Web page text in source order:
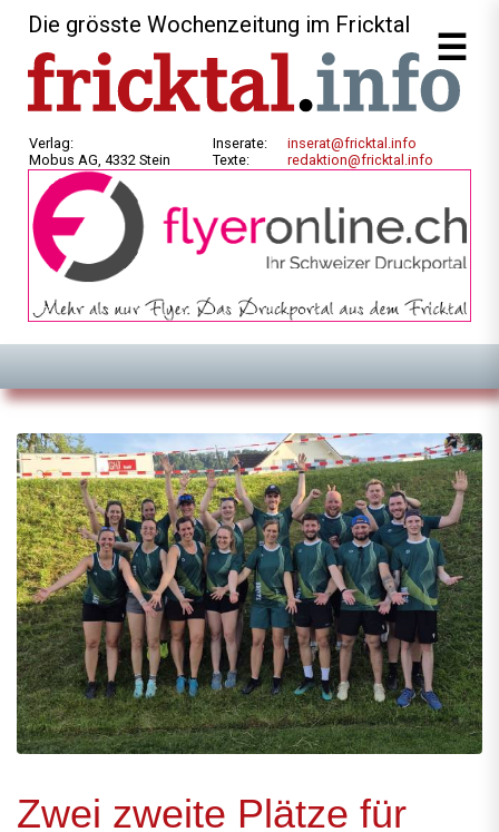
Die grösste Wochenzeitung im Fricktal
Verlag:
Mobus AG, 4332 Stein
Inserate:
Texte:
inserat@fricktal.info
redaktion@fricktal.info
Zwei zweite Plätze für